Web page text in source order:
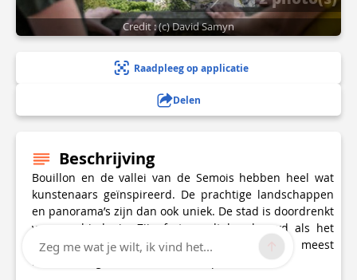
Credit : (c) David Samyn
Raadpleeg op applicatie
Delen
Beschrijving
Bouillon en de vallei van de Semois hebben heel wat
kunstenaars geïnspireerd. De prachtige landschappen
en panorama’s zijn dan ook uniek. De stad is doordrenkt
van geschiedenis. Zijn fort wordt beschouwd als het
oudste feodale van België en een van de meest
merkwaardige burchten van Europa.
Zeg me wat je wilt, ik vind het...